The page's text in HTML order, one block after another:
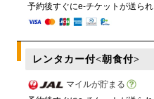
予約後すぐにe-チケットが送ら
レンタカー付<朝食付>
マイルが貯まる